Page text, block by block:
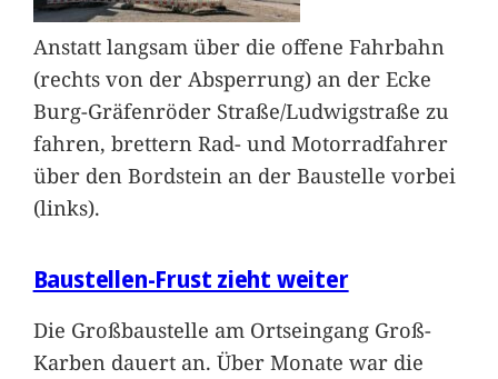
Anstatt langsam über die offene Fahrbahn
(rechts von der Absperrung) an der Ecke
Burg-Gräfenröder Straße/Ludwigstraße zu
fahren, brettern Rad- und Motorradfahrer
über den Bordstein an der Baustelle vorbei
(links).
Baustellen-Frust zieht weiter
Die Großbaustelle am Ortseingang Groß-
Karben dauert an. Über Monate war die